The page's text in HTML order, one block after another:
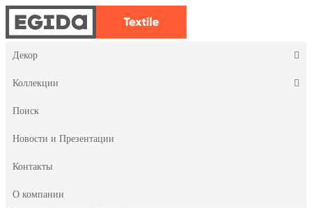
Декор
Коллекции
Поиск
Новости и Презентации
Контакты
О компании